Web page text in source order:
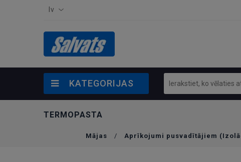
lv
KATEGORIJAS
TERMOPASTA
Mājas / Aprīkojumi pusvadītājiem